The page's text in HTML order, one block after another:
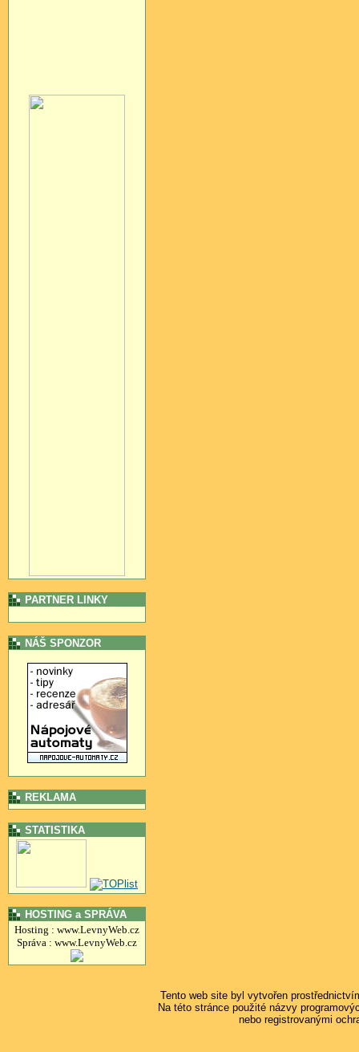
PARTNER LINKY
NÁŠ SPONZOR
REKLAMA
STATISTIKA
HOSTING a SPRÁVA
Hosting : www.LevnyWeb.cz
Správa : www.LevnyWeb.cz
Tento web site byl vytvořen
Na této stránce použité názvy
nebo registrovanými